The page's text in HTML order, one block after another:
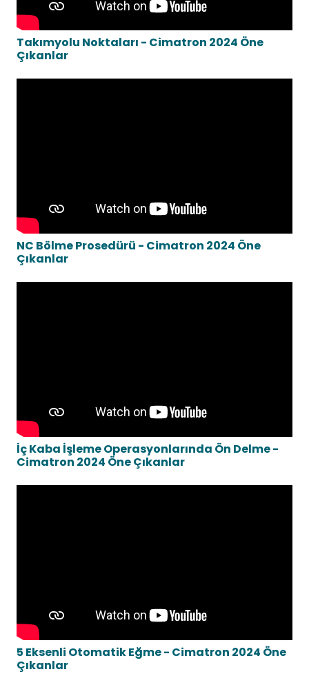
Takımyolu Noktaları - Cimatron 2024 Öne
Çıkanlar
NC Bölme Prosedürü - Cimatron 2024 Öne
Çıkanlar
İç Kaba İşleme Operasyonlarında Ön Delme -
Cimatron 2024 Öne Çıkanlar
5 Eksenli Otomatik Eğme - Cimatron 2024 Öne
Çıkanlar